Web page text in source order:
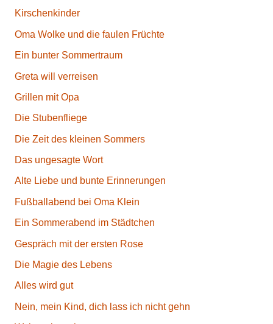
Kirschenkinder
Oma Wolke und die faulen Früchte
Ein bunter Sommertraum
Greta will verreisen
Grillen mit Opa
Die Stubenfliege
Die Zeit des kleinen Sommers
Das ungesagte Wort
Alte Liebe und bunte Erinnerungen
Fußballabend bei Oma Klein
Ein Sommerabend im Städtchen
Gespräch mit der ersten Rose
Die Magie des Lebens
Alles wird gut
Nein, mein Kind, dich lass ich nicht gehn